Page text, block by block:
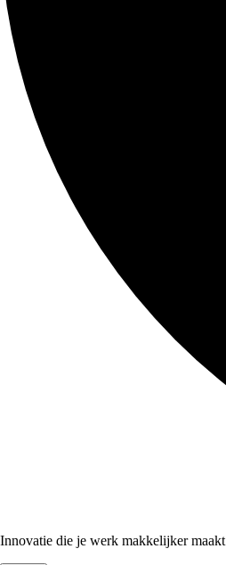
Innovatie die je werk makkelijker maakt